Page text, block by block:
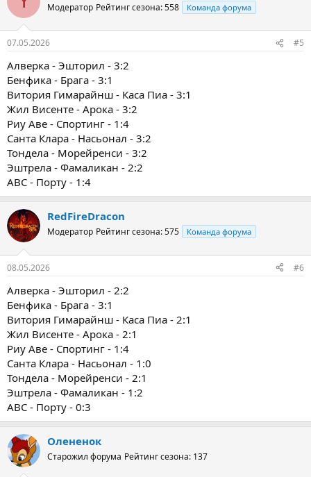
Модератор Рейтинг сезона: 558 Команда форума
07.05.2026 #5
Алверка - Эшторил - 3:2
Бенфика - Брага - 3:1
Витория Гимарайнш - Каса Пиа - 3:1
Жил Висенте - Арока - 3:2
Риу Аве - Спортинг - 1:4
Санта Клара - Насьонал - 3:2
Тондела - Морейренси - 3:2
Эштрела - Фамаликан - 2:2
ABC - Порту - 1:4
RedFireDracon
Модератор Рейтинг сезона: 575 Команда форума
08.05.2026 #6
Алверка - Эшторил - 2:2
Бенфика - Брага - 3:1
Витория Гимарайнш - Каса Пиа - 2:1
Жил Висенте - Арока - 2:1
Риу Аве - Спортинг - 1:4
Санта Клара - Насьонал - 1:0
Тондела - Морейренси - 2:1
Эштрела - Фамаликан - 1:2
ABC - Порту - 0:3
Олененок
Старожил форума Рейтинг сезона: 137